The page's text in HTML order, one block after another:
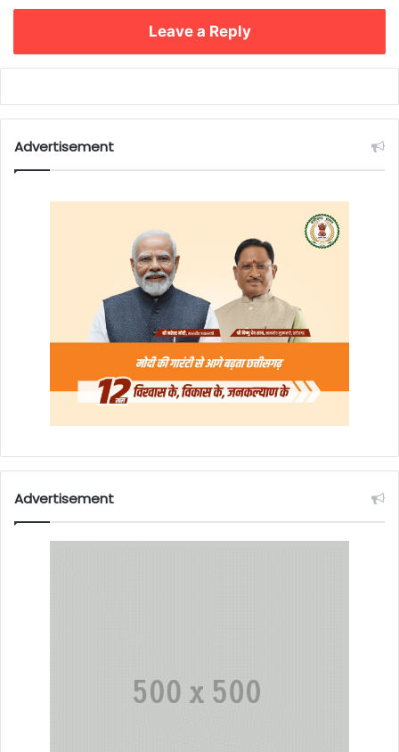
Leave a Reply
Advertisement
Advertisement